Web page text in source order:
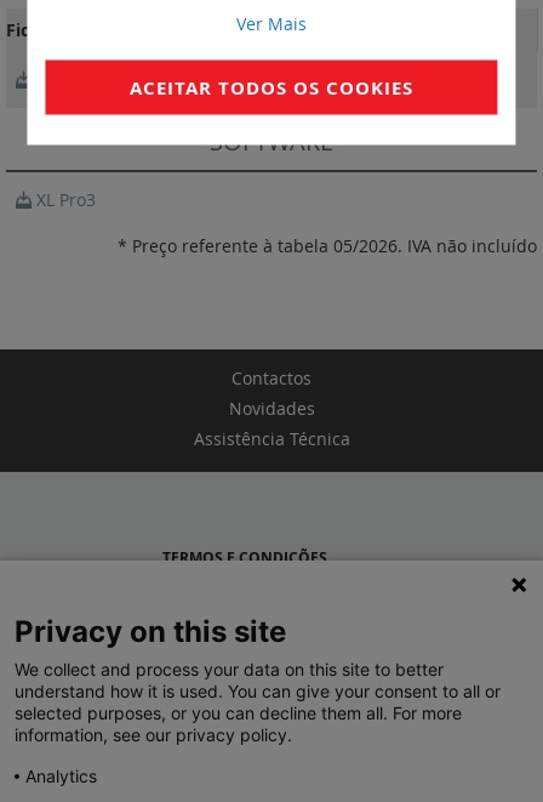
Fichas Técnicas
FichaTécnica_F01991EN-04 .pdf
SOFTWARE
XL Pro3
* Preço referente à tabela 05/2026. IVA não incluído
Contactos
Novidades
Assistência Técnica
Ver Mais
ACEITAR TODOS OS COOKIES
TERMOS E CONDIÇÕES
LEGRAND PORTUGAL
GRUPO LEGRAND NO MUNDO
Privacy on this site
We collect and process your data on this site to better
understand how it is used. You can give your consent to all or
selected purposes, or you can decline them all. For more
information, see our privacy policy.
Analytics